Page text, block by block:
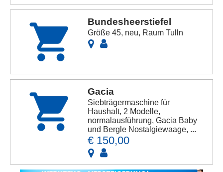
Bundesheerstiefel
Größe 45, neu, Raum Tulln
Gacia
Siebträgermaschine für
Haushalt, 2 Modelle,
normalausführung, Gacia Baby
und Bergle Nostalgiewaage, ...
€ 150,00